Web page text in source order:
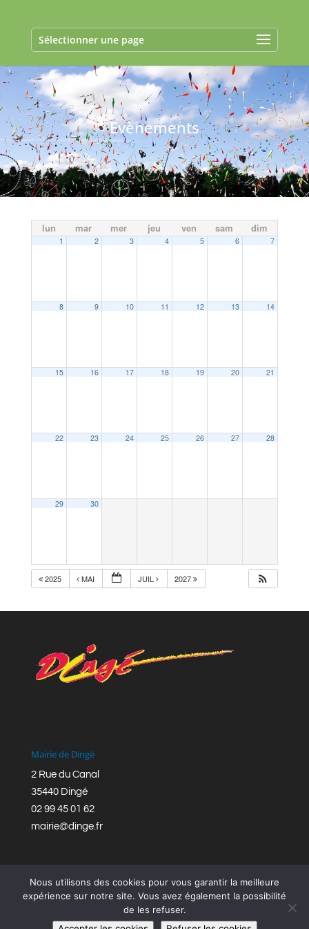
Sélectionner une page
Evènements
lun mar mer jeu ven sam dim
1 2 3 4 5 6 7
8 9 10 11 12 13 14
15 16 17 18 19 20 21
22 23 24 25 26 27 28
29 30
2025 MAI JUIL 2027
Mairie de Dingé
2 Rue du Canal
35440 Dingé
02 99 45 01 62
mairie@dinge.fr
Réalisation © Mairie de Dingé,Bretagne Romantique
Nous utilisons des cookies pour vous garantir la meilleure
expérience sur notre site. Vous avez également la possibilité
de les refuser.